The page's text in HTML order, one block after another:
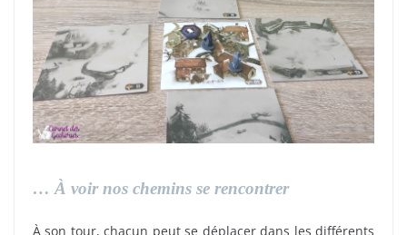
… À voir nos chemins se rencontrer
À son tour, chacun peut se déplacer dans les différents